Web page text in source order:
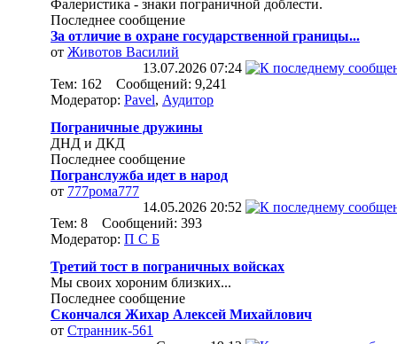
Фалеристика - знаки пограничной доблести.
Последнее сообщение
За отличие в охране государственной границы...
от Животов Василий
13.07.2026 07:24
Тем: 162 Сообщений: 9,241
Модератор: Pavel, Аудитор
Пограничные дружины
ДНД и ДКД
Последнее сообщение
Погранслужба идет в народ
от 777рома777
14.05.2026 20:52
Тем: 8 Сообщений: 393
Модератор: П С Б
Третий тост в пограничных войсках
Мы своих хороним близких...
Последнее сообщение
Скончался Жихар Алексей Михайлович
от Странник-561